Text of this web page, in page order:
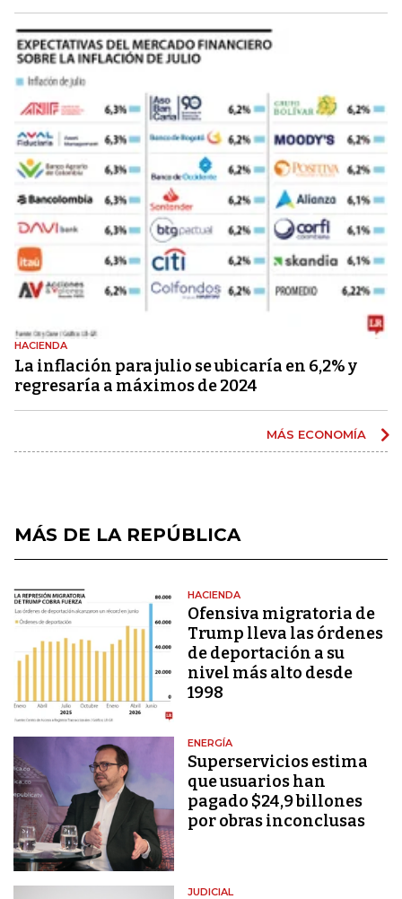
HACIENDA
La inflación para julio se ubicaría en 6,2% y
regresaría a máximos de 2024
MÁS ECONOMÍA
MÁS DE LA REPÚBLICA
HACIENDA
Ofensiva migratoria de
Trump lleva las órdenes
de deportación a su
nivel más alto desde
1998
ENERGÍA
Superservicios estima
que usuarios han
pagado $24,9 billones
por obras inconclusas
JUDICIAL